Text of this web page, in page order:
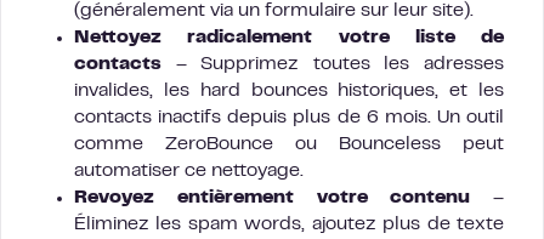
(généralement via un formulaire sur leur site).
Nettoyez radicalement votre liste de
contacts – Supprimez toutes les adresses
invalides, les hard bounces historiques, et les
contacts inactifs depuis plus de 6 mois. Un outil
comme ZeroBounce ou Bounceless peut
automatiser ce nettoyage.
Revoyez entièrement votre contenu –
Éliminez les spam words, ajoutez plus de texte